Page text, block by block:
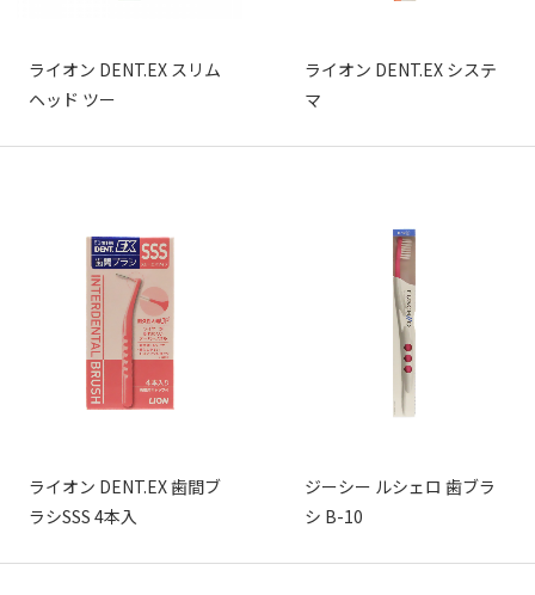
ライオン DENT.EX スリム
ヘッド ツー
ライオン DENT.EX システ
マ
ライオン DENT.EX 歯間ブ
ラシSSS 4本入
ジーシー ルシェロ 歯ブラ
シ B-10